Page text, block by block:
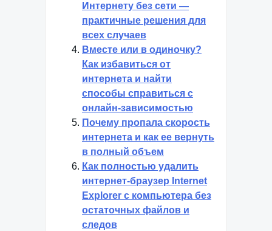
Интернету без сети —
практичные решения для
всех случаев
Вместе или в одиночку?
Как избавиться от
интернета и найти
способы справиться с
онлайн-зависимостью
Почему пропала скорость
интернета и как ее вернуть
в полный объем
Как полностью удалить
интернет-браузер Internet
Explorer с компьютера без
остаточных файлов и
следов